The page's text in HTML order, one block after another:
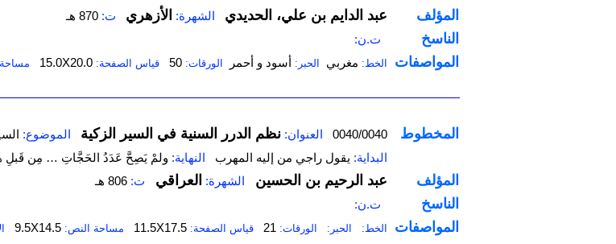
عبد الدايم بن علي، الحديدي الشهرة: الأزهري ت: 870 هـ المؤلف
ت.ن: الناسخ
الخط: مغربي الحبر: أسود و أحمر الورقات: 50 قياس الصفحة: 15.0X20.0 المواصفات
0040/0040 العنوان: ‌‌نظم الدرر السنية في السير الزكية الموضوع: المخطوط
البداية: يقول راجي من إليه المهرب النهاية: ولمْ يَصِحَّ عَدَدُ الحَجَّاتِ … مِن ‌قَبلِ
عبد الرحيم بن الحسين الشهرة: العراقي ت: 806 هـ المؤلف
ت.ن: الناسخ
الخط: الحبر: الورقات: 21 قياس الصفحة: 11.5X17.5 مساحة النص: 9.5X14.5 المواصفات